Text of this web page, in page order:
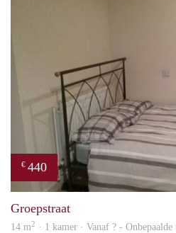
€ 440
Groepstraat
14 m2 · 1 kamer · Vanaf ? - Onbepaalde